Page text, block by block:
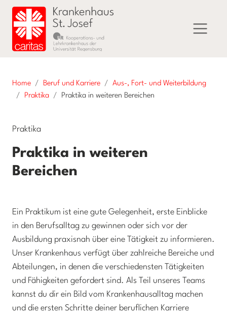
Home Beruf und Karriere
Aus-, Fort- und Weiterbildung
Praktika
Praktika in weiteren Bereichen
Praktika
Praktika in weiteren
Bereichen
Ein Praktikum ist eine gute Gelegenheit, erste Einblicke
in den Berufsalltag zu gewinnen oder sich vor der
Ausbildung praxisnah über eine Tätigkeit zu informieren.
Unser Krankenhaus verfügt über zahlreiche Bereiche und
Abteilungen, in denen die verschiedensten Tätigkeiten
und Fähigkeiten gefordert sind. Als Teil unseres Teams
kannst du dir ein Bild vom Krankenhausalltag machen
und die ersten Schritte deiner beruflichen Karriere